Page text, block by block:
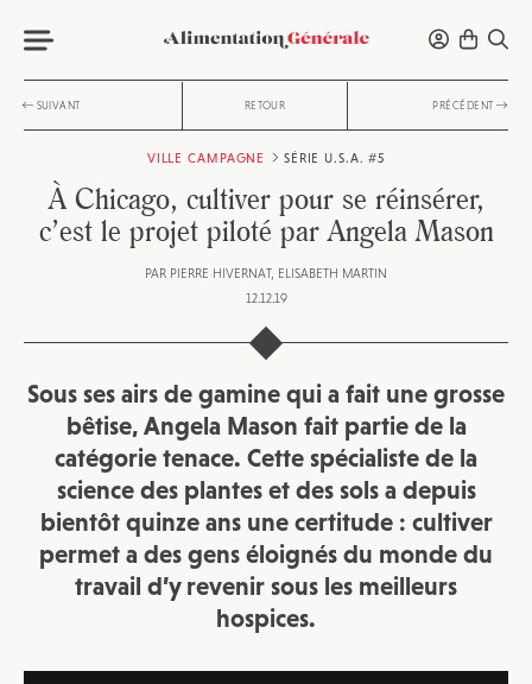
SUIVANT RETOUR PRÉCÉDENT
VILLE CAMPAGNE SÉRIE U.S.A. #5
À Chicago, cultiver pour se réinsérer,
c’est le projet piloté par Angela Mason
PAR PIERRE HIVERNAT ELISABETH MARTIN
12.12.19
Sous ses airs de gamine qui a fait une grosse
bêtise, Angela Mason fait partie de la
catégorie tenace. Cette spécialiste de la
science des plantes et des sols a depuis
bientôt quinze ans une certitude : cultiver
permet a des gens éloignés du monde du
travail d’y revenir sous les meilleurs
hospices.